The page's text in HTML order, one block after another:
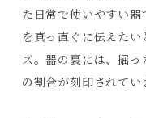
た日常で使いやすい
を真っ直ぐに伝えた
ズ。器の裏には、掘
の割合が刻印されてい